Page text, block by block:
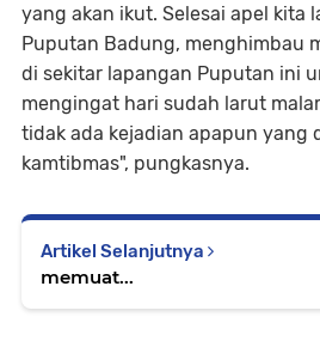
yang akan ikut. Selesai apel kita
Puputan Badung, menghimbau
di sekitar lapangan Puputan ini
mengingat hari sudah larut
tidak ada kejadian apapun yang
kamtibmas", pungkasnya.
Artikel Selanjutnya
memuat...